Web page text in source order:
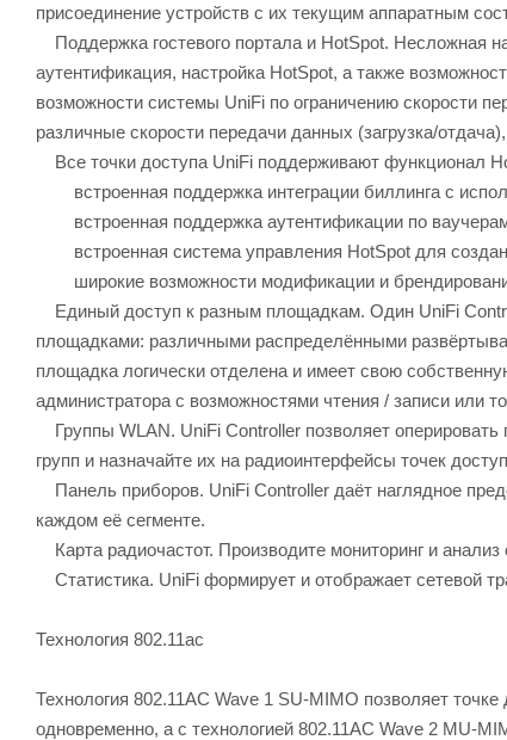
присоединение устройств с их текущим аппаратным
Поддержка гостевого портала и HotSpot. Несложная
аутентификация, настройка HotSpot, а также
возможности системы UniFi по ограничению скорости
различные скорости передачи данных (загрузка/
Все точки доступа UniFi поддерживают функционал
встроенная поддержка интеграции биллинга с
встроенная поддержка аутентификации по
встроенная система управления HotSpot для
широкие возможности модификации и
Единый доступ к разным площадкам. Один UniFi
площадками: различными распределёнными
площадка логически отделена и имеет свою
администратора с возможностями чтения / записи или
Группы WLAN. UniFi Controller позволяет
групп и назначайте их на радиоинтерфейсы точек
Панель приборов. UniFi Controller даёт наглядное
каждом её сегменте.
Карта радиочастот. Производите мониторинг и
Статистика. UniFi формирует и отображает сетевой
Технология 802.11ac
Технология 802.11AC Wave 1 SU-MIMO позволяет
одновременно, а с технологией 802.11AC Wave 2 MU-